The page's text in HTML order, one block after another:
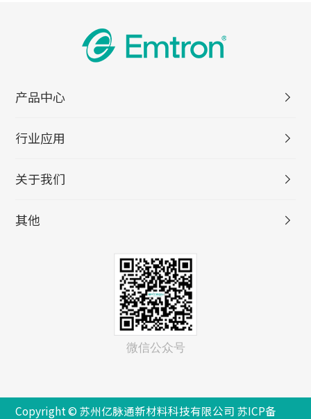
产品中心
行业应用
关于我们
其他
微信公众号
Copyright © 苏州亿脉通新材料科技有限公司 苏ICP备